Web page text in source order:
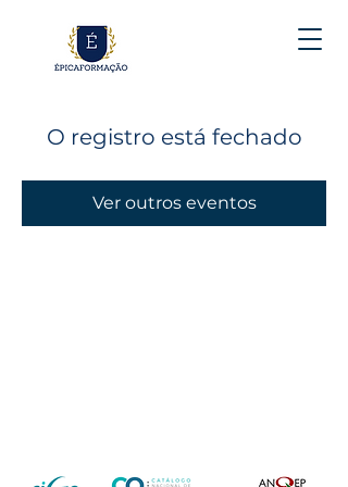
O registro está fechado
Ver outros eventos